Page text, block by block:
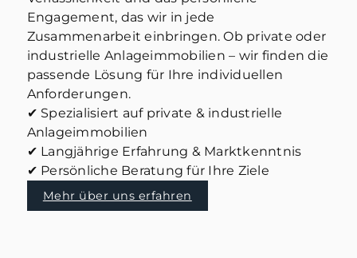
Engagement, das wir in jede
Zusammenarbeit einbringen. Ob private oder
industrielle Anlageimmobilien – wir finden die
passende Lösung für Ihre individuellen
Anforderungen.
✔ Spezialisiert auf private & industrielle
Anlageimmobilien
✔ Langjährige Erfahrung & Marktkenntnis
✔ Persönliche Beratung für Ihre Ziele
Mehr über uns erfahren